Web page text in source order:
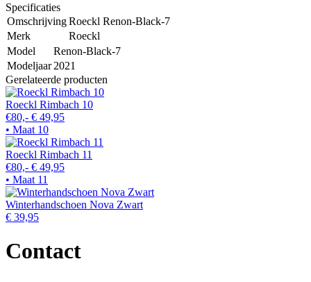
Specificaties
OmschrijvingRoeckl Renon-Black-7
Merk
Roeckl
Model
Renon-Black-7
Modeljaar 2021
Gerelateerde producten
Roeckl Rimbach 10
€80,- € 49,95
• Maat 10
Roeckl Rimbach 11
€80,- € 49,95
• Maat 11
Winterhandschoen Nova Zwart
€ 39,95
Contact